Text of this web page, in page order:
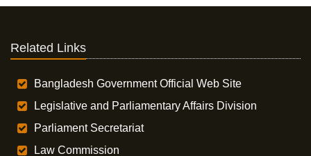
Related Links
Bangladesh Government Official Web Site
Legislative and Parliamentary Affairs Division
Parliament Secretariat
Law Commission